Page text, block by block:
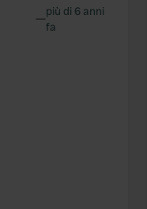
—più di 6 anni
fa